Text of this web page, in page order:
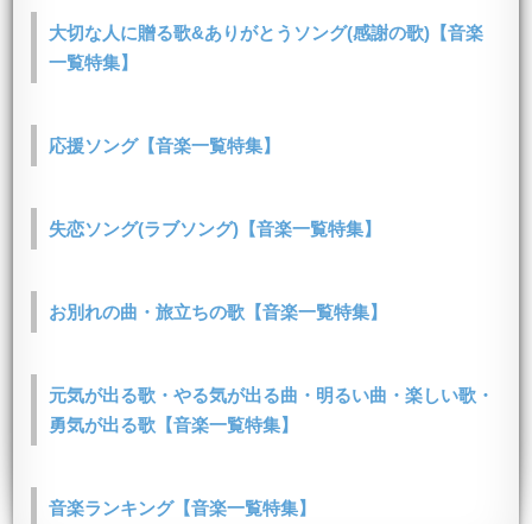
大切な人に贈る歌&ありがとうソング(感謝の歌)【音楽
一覧特集】
応援ソング【音楽一覧特集】
失恋ソング(ラブソング)【音楽一覧特集】
お別れの曲・旅立ちの歌【音楽一覧特集】
元気が出る歌・やる気が出る曲・明るい曲・楽しい歌・
勇気が出る歌【音楽一覧特集】
音楽ランキング【音楽一覧特集】